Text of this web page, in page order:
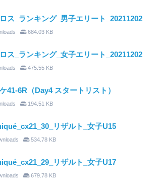
ス_ランキング_男子エリート_20211202
684.03 KB
ス_ランキング_女子エリート_20211202
475.55 KB
41-6R（Day4 スタートリスト）
194.51 KB
リザルト_女子U15
534.78 KB
リザルト_女子U17
679.78 KB